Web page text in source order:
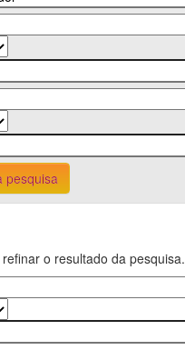
pesquisa
o resultado da pesquisa.